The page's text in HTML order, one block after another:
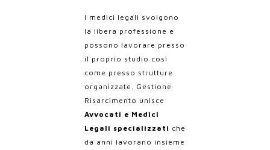
I medici legali svolgono
la libera professione e
possono lavorare presso
il proprio studio così
come presso strutture
organizzate. Gestione
Risarcimento unisce
Avvocati e Medici
Legali specializzati che
da anni lavorano insieme